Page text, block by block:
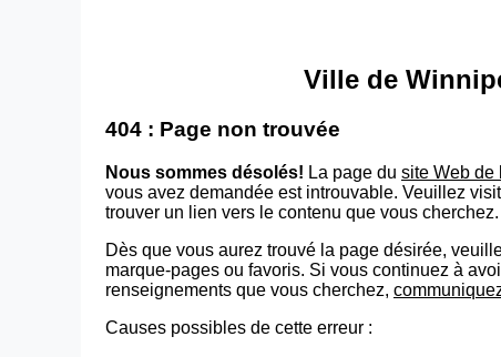
Ville de
404 : Page non trouvée
Nous sommes désolés! La page du site Web de
vous avez demandée est introuvable. Veuillez
trouver un lien vers le contenu que vous cherchez.
Dès que vous aurez trouvé la page désirée,
marque-pages ou favoris. Si vous continuez à
renseignements que vous cherchez,
Causes possibles de cette erreur :